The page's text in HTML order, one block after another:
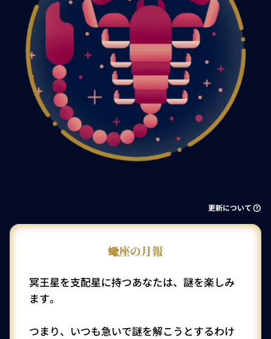
更新について
蠍座の月報
冥王星を支配星に持つあなたは、謎を楽しみ
ます。
つまり、いつも急いで謎を解こうとするわけ